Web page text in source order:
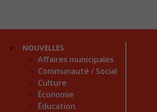
NOUVELLES
Affaires municipales
Communauté / Social
Culture
Économie
Éducation